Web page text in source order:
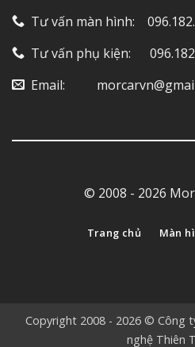
Tư vấn màn hình:
Tư vấn phụ kiện:
Email:
© 2008 - 2026
Trang chủ Màn
Copyright 2008 - 2026 © Công
nghệ Thiên